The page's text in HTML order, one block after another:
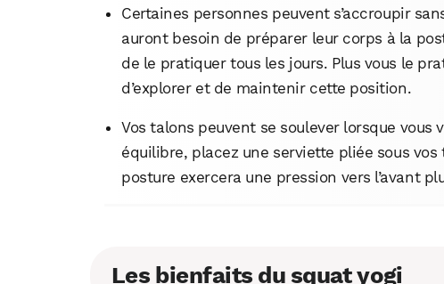
Certaines personnes peuvent s’accroupir
auront besoin de préparer leur corps à la
de le pratiquer tous les jours. Plus vous le
d’explorer et de maintenir cette position.
Vos talons peuvent se soulever lorsque vous
équilibre, placez une serviette pliée sous
posture exercera une pression vers l’avant
Les bienfaits du squat yogi